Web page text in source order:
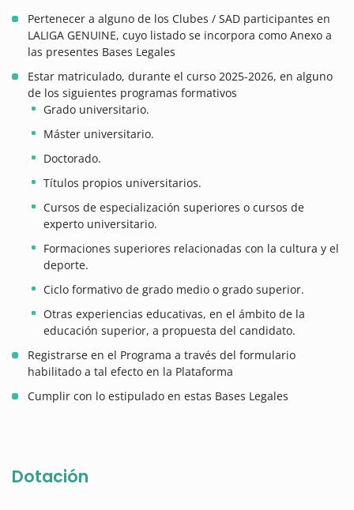
Pertenecer a alguno de los Clubes / SAD participantes en
LALIGA GENUINE, cuyo listado se incorpora como Anexo a
las presentes Bases Legales
Estar matriculado, durante el curso 2025-2026, en alguno
de los siguientes programas formativos
Grado universitario.
Máster universitario.
Doctorado.
Títulos propios universitarios.
Cursos de especialización superiores o cursos de
experto universitario.
Formaciones superiores relacionadas con la cultura y el
deporte.
Ciclo formativo de grado medio o grado superior.
Otras experiencias educativas, en el ámbito de la
educación superior, a propuesta del candidato.
Registrarse en el Programa a través del formulario
habilitado a tal efecto en la Plataforma
Cumplir con lo estipulado en estas Bases Legales
Dotación